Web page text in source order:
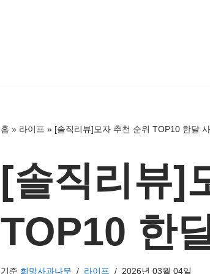
홈 » 라이프 » [솔직리뷰]모자 추천 순위 TOP10 한달
[솔직리뷰]
TOP10 한
기준 희망사과나무 라이프 2026년 03월 04일